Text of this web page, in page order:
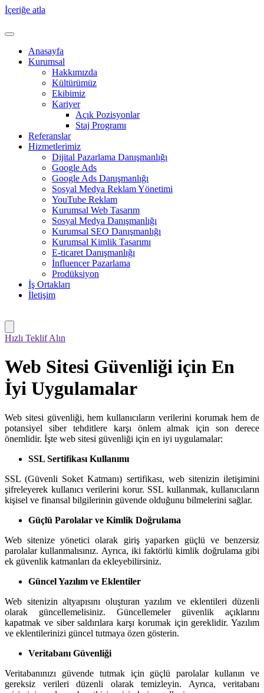
İçeriğe atla
Anasayfa
Kurumsal
Hakkımızda
Kültürümüz
Ekibimiz
Kariyer
Açık Pozisyonlar
Staj Programı
Referanslar
Hizmetlerimiz
Dijital Pazarlama Danışmanlığı
Google Ads
Google Ads Danışmanlığı
Sosyal Medya Reklam Yönetimi
YouTube Reklam
Kurumsal Web Tasarım
Sosyal Medya Danışmanlığı
Kurumsal SEO Danışmanlığı
Kurumsal Kimlik Tasarımı
E-ticaret Danışmanlığı
İnfluencer Pazarlama
Prodüksiyon
İş Ortakları
İletişim
Hızlı Teklif Alın
Web Sitesi Güvenliği için En
İyi Uygulamalar
Web sitesi güvenliği, hem kullanıcıların verilerini korumak hem de
potansiyel siber tehditlere karşı önlem almak için son derece
önemlidir. İşte web sitesi güvenliği için en iyi uygulamalar:
SSL Sertifikası Kullanımı
SSL (Güvenli Soket Katmanı) sertifikası, web sitenizin iletişimini
şifreleyerek kullanıcı verilerini korur. SSL kullanmak, kullanıcıların
kişisel ve finansal bilgilerinin güvende olduğunu bilmelerini sağlar.
Güçlü Parolalar ve Kimlik Doğrulama
Web sitenize yönetici olarak giriş yaparken güçlü ve benzersiz
parolalar kullanmalısınız. Ayrıca, iki faktörlü kimlik doğrulama gibi
ek güvenlik katmanları da ekleyebilirsiniz.
Güncel Yazılım ve Eklentiler
Web sitenizin altyapısını oluşturan yazılım ve eklentileri düzenli
olarak güncellemelisiniz. Güncellemeler güvenlik açıklarını
kapatmak ve siber saldırılara karşı korumak için gereklidir. Yazılım
ve eklentilerinizi güncel tutmaya özen gösterin.
Veritabanı Güvenliği
Veritabanınızı güvende tutmak için güçlü parolalar kullanın ve
gereksiz verileri düzenli olarak temizleyin. Ayrıca, veritabanı